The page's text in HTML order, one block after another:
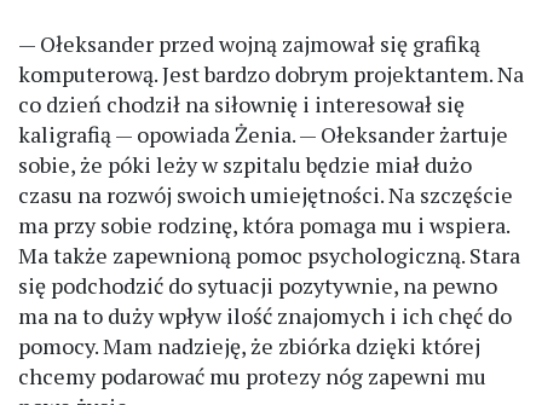
— Ołeksander przed wojną zajmował się grafiką
komputerową. Jest bardzo dobrym projektantem. Na
co dzień chodził na siłownię i interesował się
kaligrafią — opowiada Żenia. — Ołeksander żartuje
sobie, że póki leży w szpitalu będzie miał dużo
czasu na rozwój swoich umiejętności. Na szczęście
ma przy sobie rodzinę, która pomaga mu i wspiera.
Ma także zapewnioną pomoc psychologiczną. Stara
się podchodzić do sytuacji pozytywnie, na pewno
ma na to duży wpływ ilość znajomych i ich chęć do
pomocy. Mam nadzieję, że zbiórka dzięki której
chcemy podarować mu protezy nóg zapewni mu